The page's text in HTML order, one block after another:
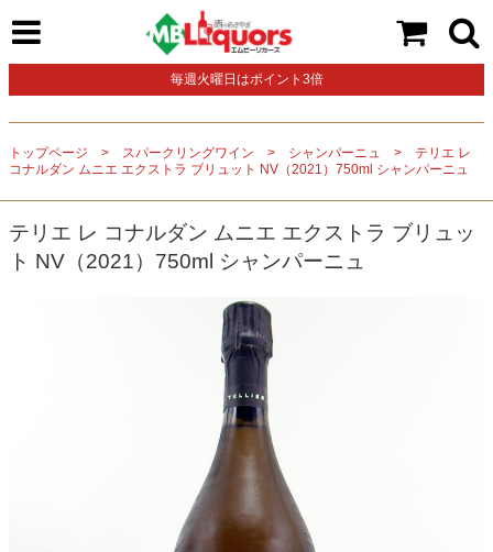
毎週火曜日はポイント3倍
トップページ スパークリングワイン シャンパーニュ
テリエ レ
コナルダン ムニエ エクストラ ブリュット NV（2021）750ml シャンパーニュ
テリエ レ コナルダン ムニエ エクストラ ブリュッ
ト NV（2021）750ml シャンパーニュ